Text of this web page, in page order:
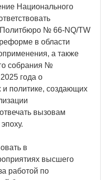
Национального
№ 66-NQ/TW
в области
а также
собрания №
года о
политике, создающих
вызовам
в
высшего
работой по